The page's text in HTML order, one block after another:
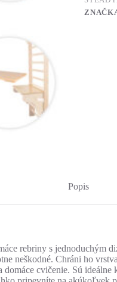
Popis
rebriny s jednoduchým
neškodné. Chráni ho
cvičenie. Sú